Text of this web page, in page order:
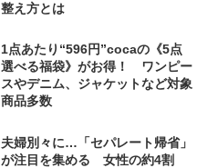
整え方とは
1点あたり“596円”cocaの《5点
選べる福袋》がお得！ ワンピー
スやデニム、ジャケットなど対象
商品多数
夫婦別々に…「セパレート帰省」
が注目を集める 女性の約4割